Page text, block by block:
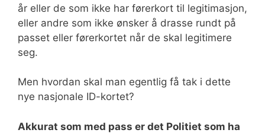
år eller de som ikke har førerkort til legitimasjon,
eller andre som ikke ønsker å drasse rundt på
passet eller førerkortet når de skal legitimere
seg.
Men hvordan skal man egentlig få tak i dette
nye nasjonale ID-kortet?
Akkurat som med pass er det Politiet som ha